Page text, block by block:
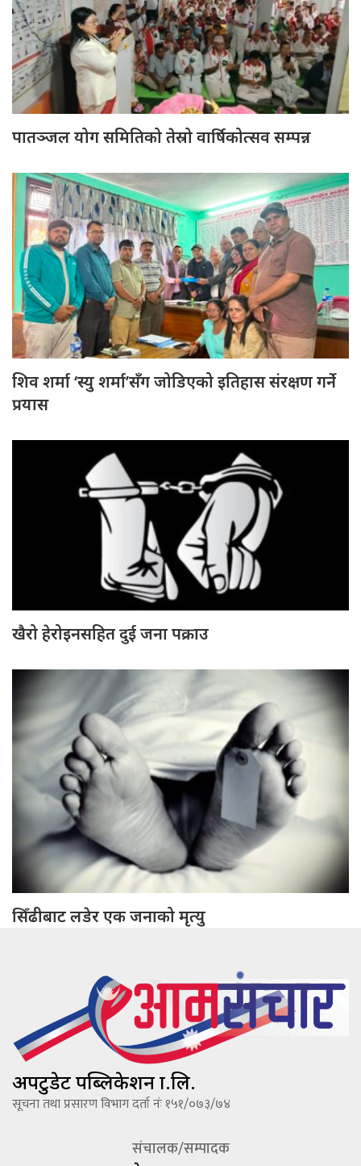
पातञ्जल योग समितिको तेस्रो वार्षिकोत्सव सम्पन्न
शिव शर्मा ‘स्यु शर्मा’सँग जोडिएको इतिहास संरक्षण गर्ने
प्रयास
खैरो हेरोइनसहित दुई जना पक्राउ
सिँढीबाट लडेर एक जनाको मृत्यु
अपटुडेट पब्लिकेशन प्रा.लि.
सूचना तथा प्रसारण विभाग दर्ता नंः १५१/०७३/७४
संचालक/सम्पादक